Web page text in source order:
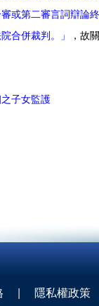
或第二審言詞辯論
合併裁判。」
，故
子女監護
| 隱私權政策